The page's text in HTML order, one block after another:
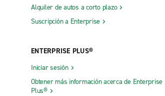
Alquiler de autos a corto plazo
Suscripción a Enterprise
ENTERPRISE PLUS®
Iniciar sesión
Obtener más información acerca de Enterprise
Plus®